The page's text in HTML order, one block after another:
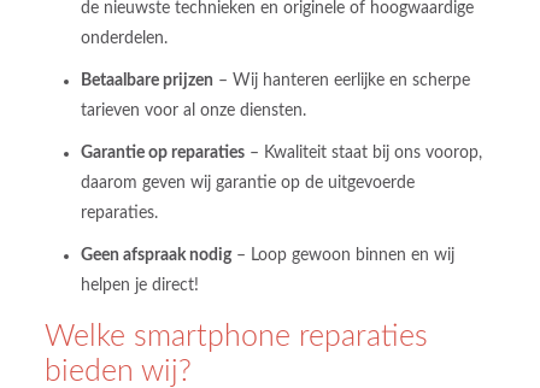
de nieuwste technieken en originele of hoogwaardige
onderdelen.
Betaalbare prijzen – Wij hanteren eerlijke en scherpe
tarieven voor al onze diensten.
Garantie op reparaties– Kwaliteit staat bij ons voorop,
daarom geven wij garantie op de uitgevoerde
reparaties.
Geen afspraak nodig– Loop gewoon binnen en wij
helpen je direct!
Welke smartphone reparaties
bieden wij?